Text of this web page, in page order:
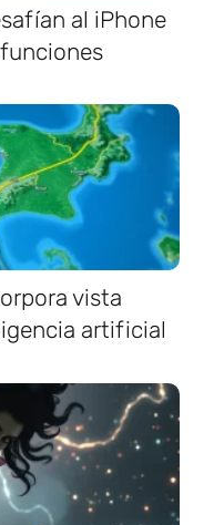
al iPhone
vista
artificial